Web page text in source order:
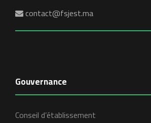
contact@fsjest.ma
Gouvernance
Conseil d’établissement